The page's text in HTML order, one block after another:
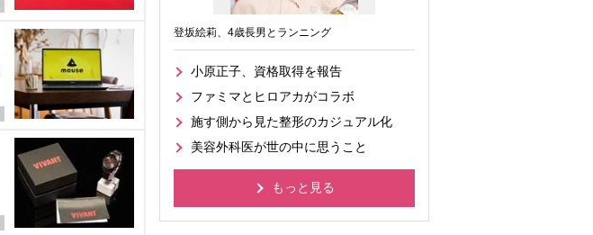
登坂絵莉、4歳長男とランニング
小原正子、資格取得を報告
ファミマとヒロアカがコラボ
施す側から見た整形のカジュアル化
美容外科医が世の中に思うこと
もっと見る